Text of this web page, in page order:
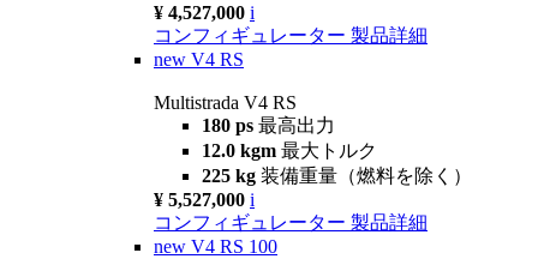
¥ 4,527,000 i
コンフィギュレーター 製品詳細
new V4 RS
Multistrada V4 RS
180 ps 最高出力
12.0 kgm 最大トルク
225 kg 装備重量（燃料を除く）
¥ 5,527,000 i
コンフィギュレーター 製品詳細
new V4 RS 100